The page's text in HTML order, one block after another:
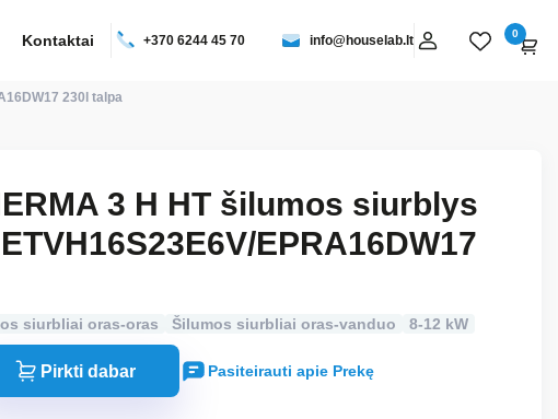
Kontaktai +370 6244 45 70 info@houselab.lt 0
230l talpa
3 H HT šilumos siurblys
EPRA16DW17
siurbliai oras-oras Šilumos siurbliai oras-vanduo 8-12 kW
Pirkti dabar Pasiteirauti apie Prekę